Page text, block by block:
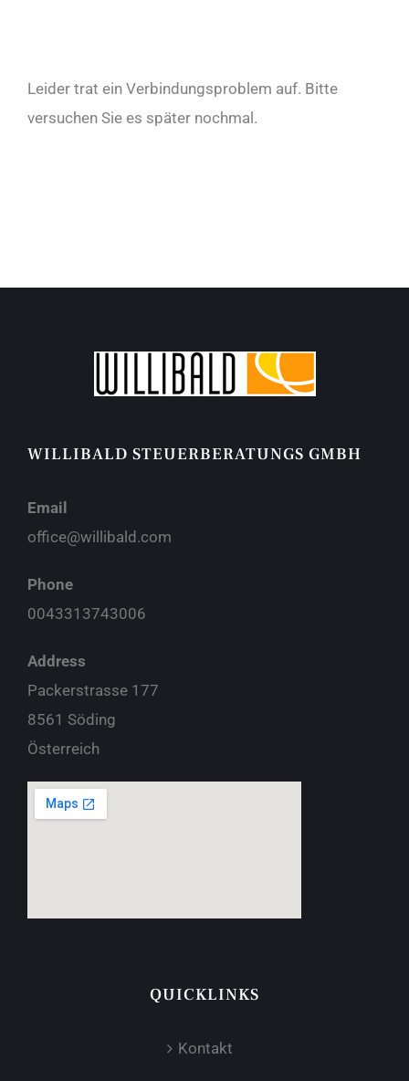
Leider trat ein Verbindungsproblem auf. Bitte
versuchen Sie es später nochmal.
WILLIBALD STEUERBERATUNGS GMBH
Email
office@willibald.com
Phone
0043313743006
Address
Packerstrasse 177
8561 Söding
Österreich
QUICKLINKS
Kontakt